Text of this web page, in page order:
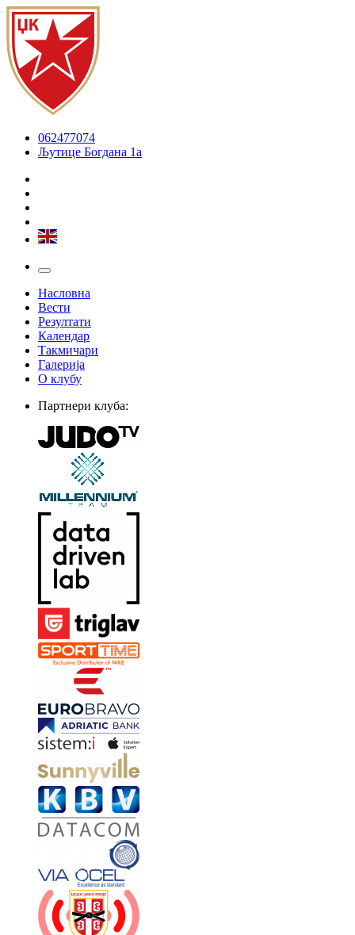
062477074
Љутице Богдана 1а
Насловна
Вести
Резултати
Календар
Такмичари
Галерија
О клубу
Партнери клуба: